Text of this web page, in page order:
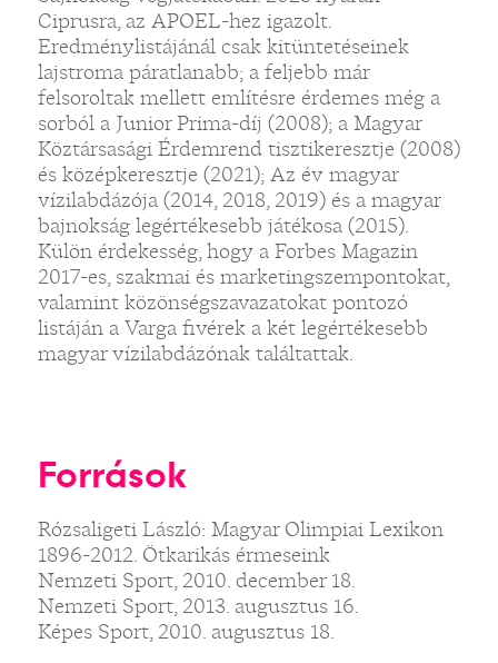
Ciprusra, az APOEL-hez igazolt.
Eredménylistájánál csak kitüntetéseinek
lajstroma páratlanabb; a feljebb már
felsoroltak mellett említésre érdemes még a
sorból a Junior Prima-díj (2008); a Magyar
Köztársasági Érdemrend tisztikeresztje (2008)
és középkeresztje (2021); Az év magyar
vízilabdázója (2014, 2018, 2019) és a magyar
bajnokság legértékesebb játékosa (2015).
Külön érdekesség, hogy a Forbes Magazin
2017-es, szakmai és marketingszempontokat,
valamint közönségszavazatokat pontozó
listáján a Varga fivérek a két legértékesebb
magyar vízilabdázónak találtattak.
Források
Rózsaligeti László: Magyar Olimpiai Lexikon
1896-2012. Ötkarikás érmeseink
Nemzeti Sport, 2010. december 18.
Nemzeti Sport, 2013. augusztus 16.
Képes Sport, 2010. augusztus 18.